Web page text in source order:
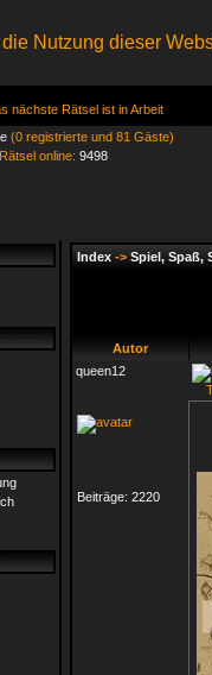
Nutzung dieser
nächste Rätsel ist in Arbeit
(0 registrierte und 81 Gäste)
online: 9498
Index -> Spiel, Spaß,
Autor
queen12
Beiträge: 2220